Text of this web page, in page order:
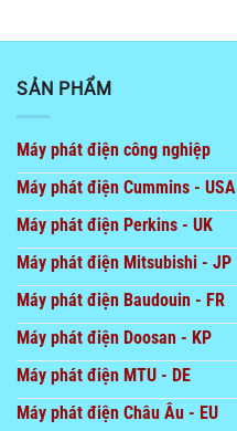
SẢN PHẨM
Máy phát điện công nghiệp
Máy phát điện Cummins - USA
Máy phát điện Perkins - UK
Máy phát điện Mitsubishi - JP
Máy phát điện Baudouin - FR
Máy phát điện Doosan - KP
Máy phát điện MTU - DE
Máy phát điện Châu Âu - EU